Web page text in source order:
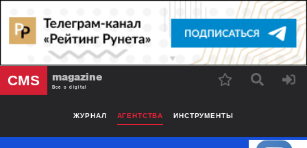
CMS magazine
Все о digital
ЖУРНАЛ АГЕНТСТВА ИНСТРУМЕНТЫ